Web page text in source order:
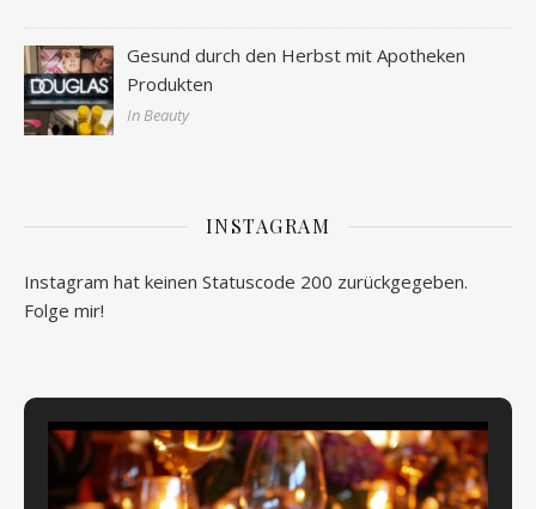
Gesund durch den Herbst mit Apotheken
Produkten
In Beauty
INSTAGRAM
Instagram hat keinen Statuscode 200 zurückgegeben.
Folge mir!